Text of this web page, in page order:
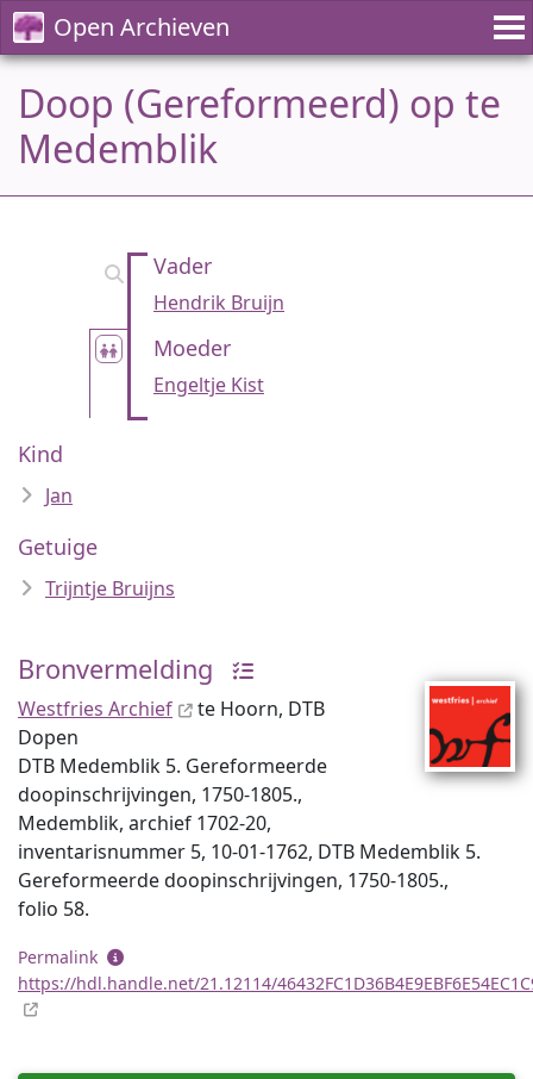
Open Archieven
Doop (Gereformeerd) op te
Medemblik
Vader
Hendrik Bruijn
Moeder
Engeltje Kist
Kind
Jan
Getuige
Trijntje Bruijns
Bronvermelding
Westfries Archief
te Hoorn, DTB
Dopen
DTB Medemblik 5. Gereformeerde
doopinschrijvingen, 1750-1805.,
Medemblik, archief 1702-20,
inventaris­num­mer 5, 10-01-1762, DTB Medemblik 5.
Gereformeerde doopinschrijvingen, 1750-1805.,
folio 58.
Permalink
https://hdl.handle.net/21.12114/